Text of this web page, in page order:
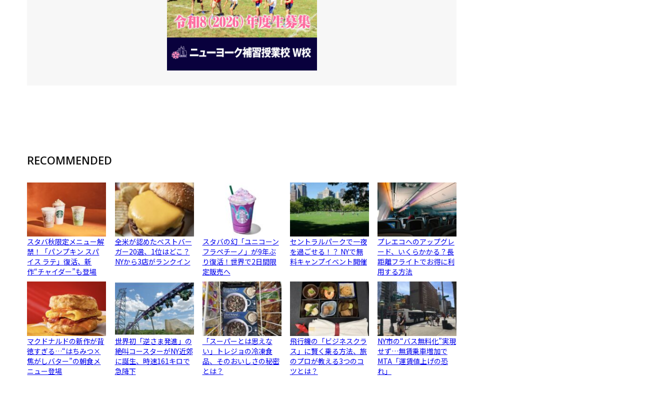
RECOMMENDED
スタバ秋限定メニュー解
禁！「パンプキン スパ
イス ラテ」復活、新
作“チャイダー”も登場
全米が認めたベストバー
ガー20選、1位はどこ？
NYから3店がランクイン
スタバの幻「ユニコーン
フラペチーノ」が9年ぶ
り復活！世界で2日間限
定販売へ
セントラルパークで一夜
を過ごせる！？ NYで無
料キャンプイベント開催
プレエコへのアップグレ
ード、いくらかかる？長
距離フライトでお得に利
用する方法
マクドナルドの新作が背
徳すぎる…“はちみつ×
焦がしバター”の朝食メ
ニュー登場
世界初「逆さま発進」の
絶叫コースターがNY近郊
に誕生、時速161キロで
急降下
「スーパーとは思えな
い」トレジョの冷凍食
品、そのおいしさの秘密
とは？
飛行機の「ビジネスクラ
ス」に賢く乗る方法、旅
のプロが教える3つのコ
ツとは？
NY市の“バス無料化”実現
せず…無賃乗車増加で
MTA「運賃値上げの恐
れ」